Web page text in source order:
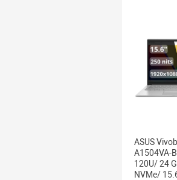
ASUS
A1504VA-
120U/ 24
NVMe/